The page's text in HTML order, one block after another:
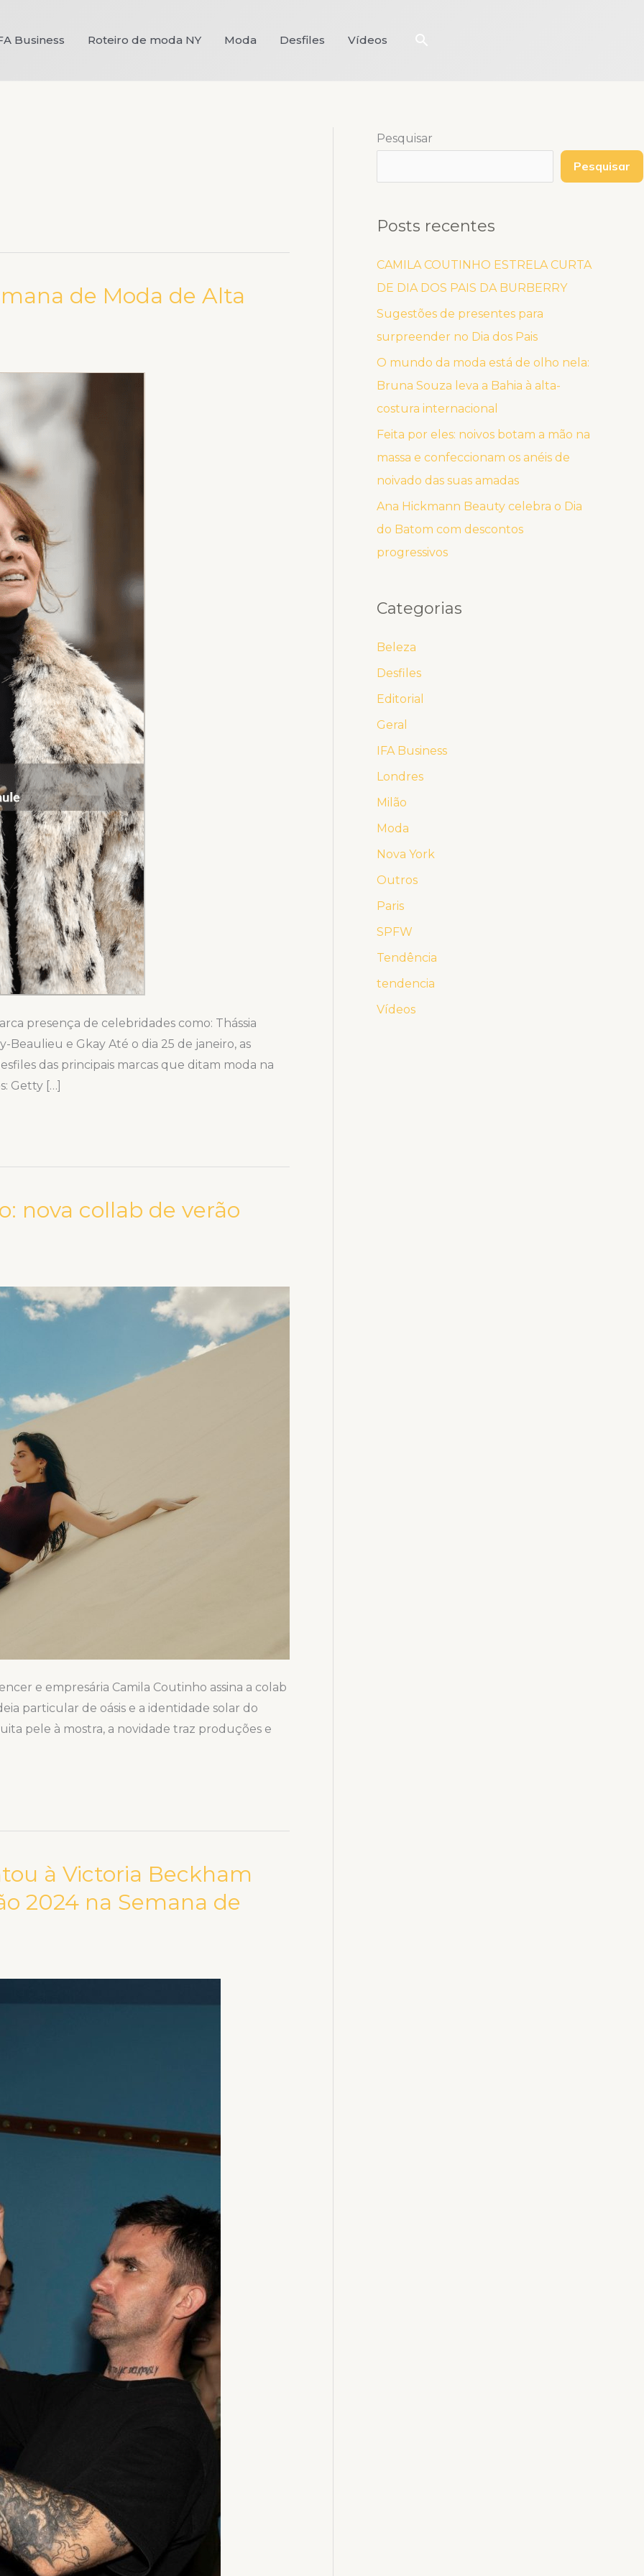
Business Roteiro de moda NY Moda Desfiles Vídeos Pesquisar
de Moda de Alta
presença de celebridades como: Thássia
Beaulieu e Gkay Até o dia 25 de janeiro, as
das principais marcas que ditam moda na
Getty […]
nova collab de verão
e empresária Camila Coutinho assina a colab
particular de oásis e a identidade solar do
pele à mostra, a novidade traz produções e
à Victoria Beckham
2024 na Semana de
Pesquisar
Pesquisar
Posts recentes
CAMILA COUTINHO ESTRELA CURTA
DE DIA DOS PAIS DA BURBERRY
Sugestões de presentes para
surpreender no Dia dos Pais
O mundo da moda está de olho nela:
Bruna Souza leva a Bahia à alta-
costura internacional
Feita por eles: noivos botam a mão na
massa e confeccionam os anéis de
noivado das suas amadas
Ana Hickmann Beauty celebra o Dia
do Batom com descontos
progressivos
Categorias
Beleza
Desfiles
Editorial
Geral
IFA Business
Londres
Milão
Moda
Nova York
Outros
Paris
SPFW
Tendência
tendencia
Vídeos